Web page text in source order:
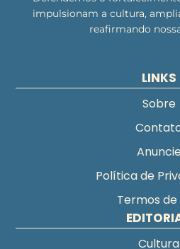
impulsionam a cultura,
reafirmando
LINKS
Sobre
Política de
Termos de
Cultura